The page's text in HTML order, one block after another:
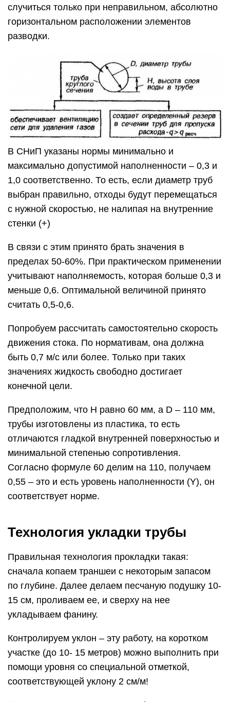
случиться только при неправильном, абсолютно
горизонтальном расположении элементов
разводки.
В СНиП указаны нормы минимально и
максимально допустимой наполненности – 0,3 и
1,0 соответственно. То есть, если диаметр труб
выбран правильно, отходы будут перемещаться
с нужной скоростью, не налипая на внутренние
стенки (+)
В связи с этим принято брать значения в
пределах 50-60%. При практическом применении
учитывают наполняемость, которая больше 0,3 и
меньше 0,6. Оптимальной величиной принято
считать 0,5-0,6.
Попробуем рассчитать самостоятельно скорость
движения стока. По нормативам, она должна
быть 0,7 м/с или более. Только при таких
значениях жидкость свободно достигает
конечной цели.
Предположим, что H равно 60 мм, а D – 110 мм,
трубы изготовлены из пластика, то есть
отличаются гладкой внутренней поверхностью и
минимальной степенью сопротивления.
Согласно формуле 60 делим на 110, получаем
0,55 – это и есть уровень наполненности (Y), он
соответствует норме.
Технология укладки трубы
Правильная технология прокладки такая:
сначала копаем траншеи с некоторым запасом
по глубине. Далее делаем песчаную подушку 10-
15 см, проливаем ее, и сверху на нее
укладываем фанину.
Контролируем уклон – эту работу, на коротком
участке (до 10- 15 метров) можно выполнить при
помощи уровня со специальной отметкой,
соответствующей уклону 2 см/м!